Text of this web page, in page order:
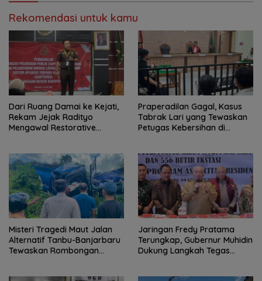
Rekomendasi untuk kamu
Dari Ruang Damai ke Kejati,
Rekam Jejak Radityo
Mengawal Restorative
Praperadilan Gagal, Kasus
Tabrak Lari yang Tewaskan
Petugas Kebersihan di
Misteri Tragedi Maut Jalan
Alternatif Tanbu-Banjarbaru
Tewaskan Rombongan
Jaringan Fredy Pratama
Terungkap, Gubernur Muhidin
Dukung Langkah Tegas